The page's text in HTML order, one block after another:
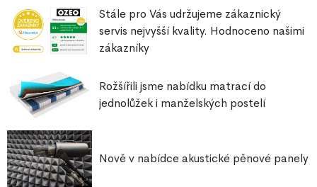
Stále pro Vás udržujeme zákaznický
servis nejvyšší kvality. Hodnoceno našimi
zákazníky
Rožšířili jsme nabídku matrací do
jednolůžek i manželských postelí
Nově v nabídce akustické pěnové panely